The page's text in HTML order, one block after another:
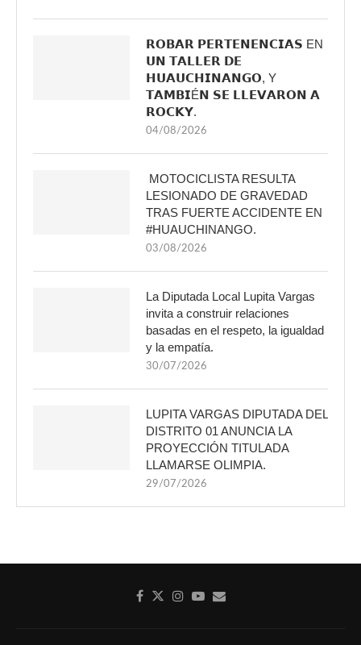
𝗥𝗢𝗕𝗔𝗥 𝗣𝗘𝗥𝗧𝗘𝗡𝗘𝗡𝗖𝗜𝗔𝗦 EN
𝗨𝗡 𝗧𝗔𝗟𝗟𝗘𝗥 𝗗𝗘
𝗛𝗨𝗔𝗨𝗖𝗛𝗜𝗡𝗔𝗡𝗚𝗢, Y
𝗧𝗔𝗠𝗕𝗜É𝗡 𝗦𝗘 𝗟𝗟𝗘𝗩𝗔𝗥𝗢𝗡 𝗔
𝗥𝗢𝗖𝗞𝗬.
04/08/2026
MOTOCICLISTA RESULTA
LESIONADO DE GRAVEDAD
TRAS FUERTE ACCIDENTE EN
#HUAUCHINANGO.
03/08/2026
La Diputada Local Lupita Vargas
invita a construir relaciones
basadas en el respeto, la igualdad
y la empatía.
30/07/2026
LUPITA VARGAS DIPUTADA DEL
DISTRITO 01 ANUNCIA LA
PROYECCIÓN TITULADA
LLAMARSE OLIMPIA.
29/07/2026